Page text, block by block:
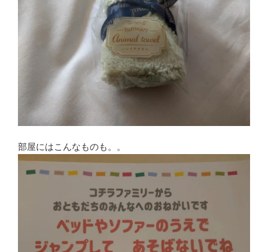
部屋にはこんなものも。。